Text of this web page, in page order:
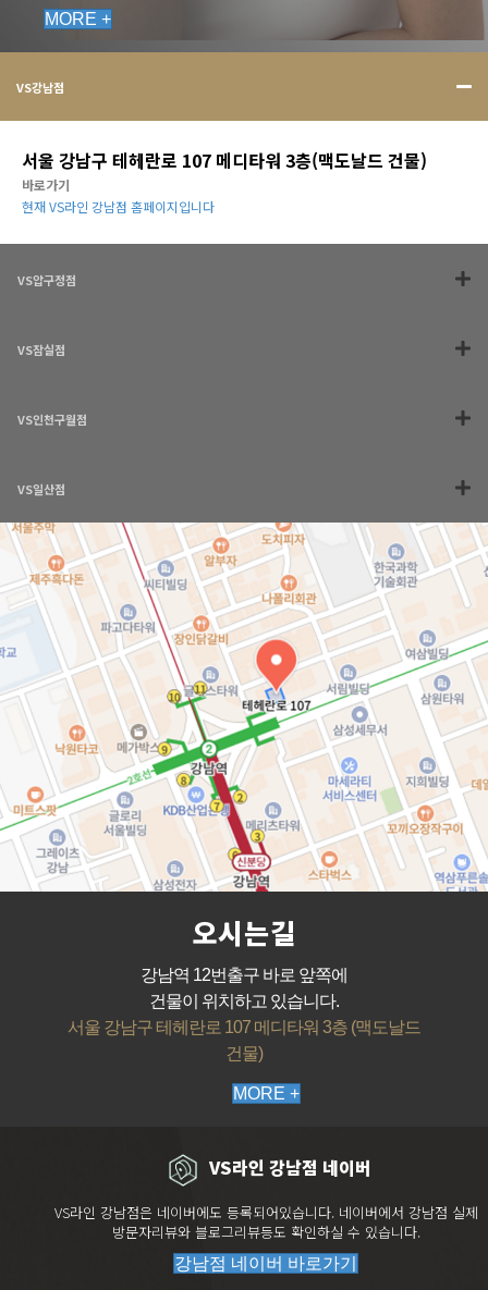
MORE +
VS강남점
서울 강남구 테헤란로 107 메디타워 3층(맥도날드 건물)
바로가기
현재 VS라인 강남점 홈페이지입니다
VS압구정점
VS잠실점
VS인천구월점
VS일산점
오시는길
강남역 12번출구 바로 앞쪽에
건물이 위치하고 있습니다.
서울 강남구 테헤란로 107 메디타워 3층 (맥도날드
건물)
MORE +
VS라인 강남점 네이버
VS라인 강남점은 네이버에도 등록되어있습니다. 네이버에서 강남점 실제
방문자리뷰와 블로그리뷰등도 확인하실 수 있습니다.
강남점 네이버 바로가기